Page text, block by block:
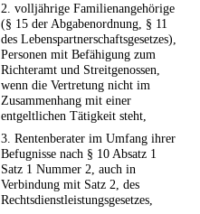
2. volljährige Familienangehörige
(§ 15 der Abgabenordnung, § 11
des Lebenspartnerschaftsgesetzes),
Personen mit Befähigung zum
Richteramt und Streitgenossen,
wenn die Vertretung nicht im
Zusammenhang mit einer
entgeltlichen Tätigkeit steht,
3. Rentenberater im Umfang ihrer
Befugnisse nach § 10 Absatz 1
Satz 1 Nummer 2, auch in
Verbindung mit Satz 2, des
Rechtsdienstleistungsgesetzes,